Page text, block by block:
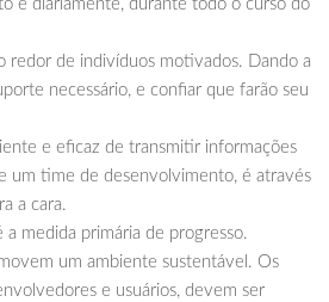
e diariamente, durante todo o curso do
redor de indivíduos motivados. Dando a
necessário, e confiar que farão seu
e eficaz de transmitir informações
um time de desenvolvimento, é através
a cara.
medida primária de progresso.
um ambiente sustentável. Os
e usuários, devem ser